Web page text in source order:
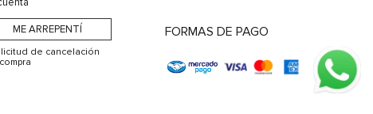
ME ARREPENTÍ
de cancelación
FORMAS DE PAGO